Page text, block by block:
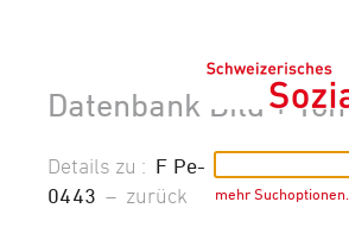
Datenbank Bild + Ton
mehr Suchoptionen…
Details zu : F Pe-
0443 – zurück